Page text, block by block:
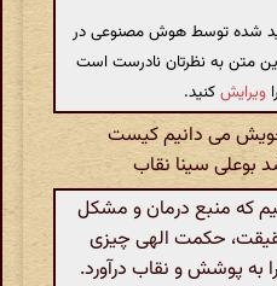
شده توسط هوش مصنوعی در
این متن به نظرتان نادرست است
ویرایشکنید.
می دانیم کیست
بوعلی سینا نقاب
که منبع درمان و مشکل
حکمت الهی چیزی
به پوشش و نقاب درآورد.